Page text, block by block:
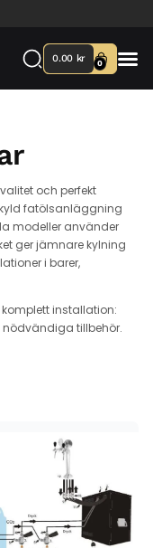
0.00 kr 0
och perfekt
fatölsanläggning
modeller använder
ger jämnare kylning
i barer,
installation:
tillbehör.